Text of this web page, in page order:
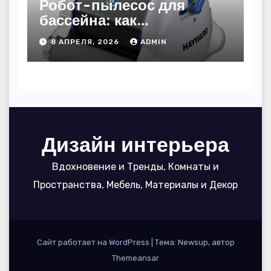
Робот-пылесос для
бассейна: как
пользоваться, чтобы
вода блестела, а
устройство служило 7
8 АПРЕЛЯ, 2026 ADMIN
Дизайн интерьера
Вдохновение и Тренды, Комнаты и
Пространства, Мебель, Материалы и Декор
Сайт работает на WordPress
Тема: Newsup, автор
Themeansar